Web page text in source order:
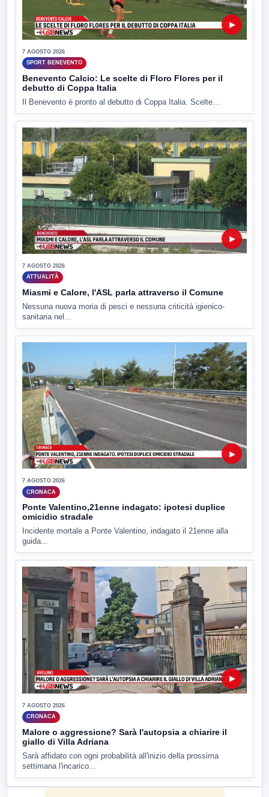
▶
7 AGOSTO 2026
SPORT BENEVENTO
Benevento Calcio: Le scelte di Floro Flores per il
debutto di Coppa Italia
Il Benevento è pronto al debutto di Coppa Italia. Scelte...
▶
7 AGOSTO 2026
ATTUALITÀ
Miasmi e Calore, l'ASL parla attraverso il Comune
Nessuna nuova moria di pesci e nessuna criticità igienico-
sanitaria nel...
▶
7 AGOSTO 2026
CRONACA
Ponte Valentino,21enne indagato: ipotesi duplice
omicidio stradale
Incidente mortale a Ponte Valentino, indagato il 21enne alla
guida...
▶
7 AGOSTO 2026
CRONACA
Malore o aggressione? Sarà l'autopsia a chiarire il
giallo di Villa Adriana
Sarà affidato con ogni probabilità all'inizio della prossima
settimana l'incarico...